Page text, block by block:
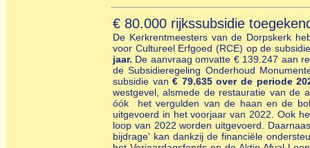
€ 80.000 rijkssubsidie
De Kerkrentmeesters van de Dorpskerk
voor Cultureel Erfgoed (RCE) op de
jaar. De aanvraag omvatte € 139.247 aan
de Subsidieregeling Onderhoud
subsidie van€ 79.635 over de periode
westgevel, alsmede de restauratie van de
óók het vergulden van de haan en de
uitgevoerd in het voorjaar van 2022. Ook
loop van 2022 worden uitgevoerd.
bijdrage' kan dankzij de financiële